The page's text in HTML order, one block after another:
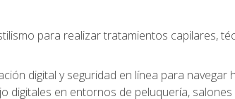
para realizar tratamientos capilares,
digital y seguridad en línea para
digitales en entornos de peluquería, salones